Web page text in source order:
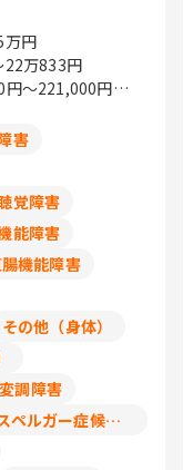
万円
22万833円
円～221,000円
時間働いた場
害
覚障害
能障害
機能障害
その他（身体）
調障害
自閉症スペクトラム障害（ASD/アスペルガー症候群/広汎性発達障害）